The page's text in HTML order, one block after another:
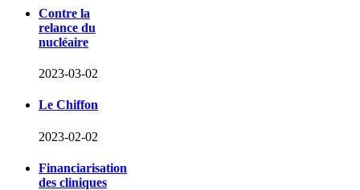
Contre la
relance du
nucléaire
2023-03-02
Le Chiffon
2023-02-02
Financiarisation
des cliniques